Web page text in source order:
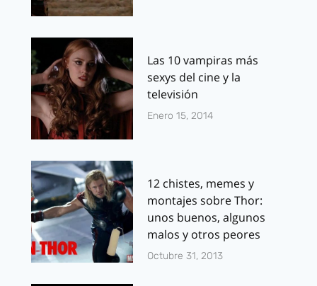
Las 10 vampiras más
sexys del cine y la
televisión
Enero 15, 2014
12 chistes, memes y
montajes sobre Thor:
unos buenos, algunos
malos y otros peores
Octubre 31, 2013